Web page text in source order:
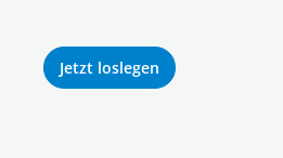
Jetzt loslegen